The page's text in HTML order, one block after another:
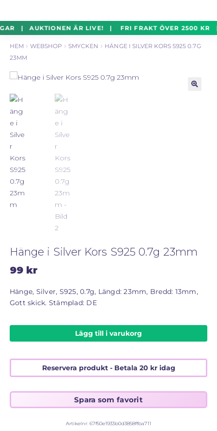
Hoppa
till
navigering
Hoppa
till
innehåll
| AUKTIONEN ÄR LIVE! | FRI FRAKT ÖVER
Silverföremål
Mynt
Parti
Auktioner Online
Mitt Konto
Vill du sälja? – Till Pantbanken
ALLMÄNNA VILLKOR
STORLEKSGUIDE FÖR RINGAR
HEM WEBSHOP SMYCKEN
HÄNGE I SILVER KORS S925 0.7G
23MM
Hänge i Silver Kors S925 0.7g 23mm
99 kr
Hänge, Silver, S925, 0.7g, Längd: 23mm, Bredd: 13mm,
Gott skick. Stämplad: DE
Lägg till i varukorg
Reservera produkt - Betala 20 kridag
Artikelnr: 67f50e1933b0d3858ffba711